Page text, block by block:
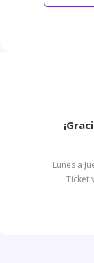
Lunes a
Ticket